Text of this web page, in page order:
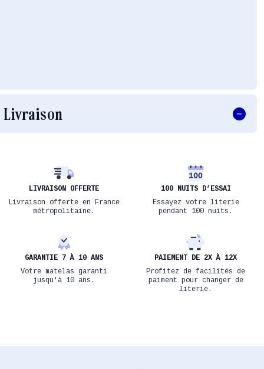
Livraison
LIVRAISON OFFERTE
Livraison offerte en France
métropolitaine.
100 NUITS D’ESSAI
Essayez votre literie
pendant 100 nuits.
GARANTIE 7 À 10 ANS
Votre matelas garanti
jusqu'à 10 ans.
PAIEMENT DE 2X À 12X
Profitez de facilités de
paiment pour changer de
literie.